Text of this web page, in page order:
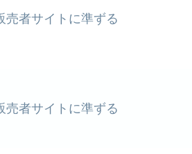
売者サイトに準ずる
売者サイトに準ずる